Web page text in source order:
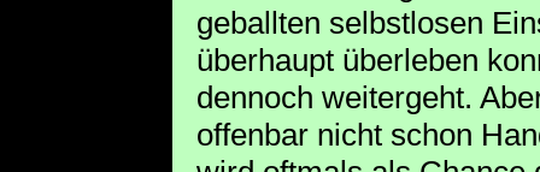
geballten selbstlosen
überhaupt überleben
dennoch weitergeht.
offenbar nicht schon